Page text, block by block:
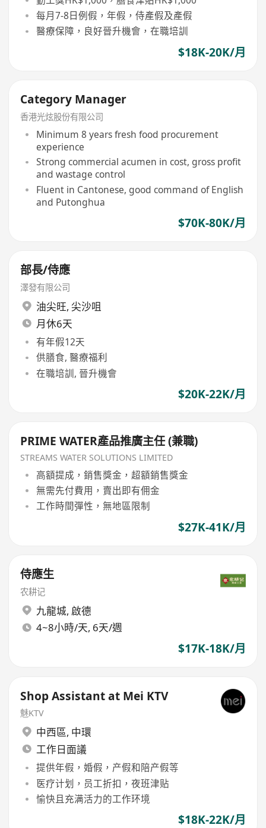
每月7-8日例假，年假，侍產假及產假
醫療保障，良好晉升機會，在職培訓
$18K-20K/月
Category Manager
香港光炫股份有限公司
Minimum 8 years fresh food procurement
experience
Strong commercial acumen in cost, gross profit
and wastage control
Fluent in Cantonese, good command of English
and Putonghua
$70K-80K/月
部長/侍應
澤發有限公司
油尖旺, 尖沙咀
月休6天
有年假12天
供膳食, 醫療福利
在職培訓, 晉升機會
$20K-22K/月
PRIME WATER產品推廣主任 (兼職)
STREAMS WATER SOLUTIONS LIMITED
高額提成，銷售獎金，超額銷售獎金
無需先付費用，賣出即有佣金
工作時間彈性，無地區限制
$27K-41K/月
侍應生
农耕记
九龍城, 啟德
4~8小時/天, 6天/週
$17K-18K/月
Shop Assistant at Mei KTV
魅KTV
中西區, 中環
工作日面議
提供年假，婚假，产假和陪产假等
医疗计划，员工折扣，夜班津贴
愉快且充满活力的工作环境
$18K-22K/月